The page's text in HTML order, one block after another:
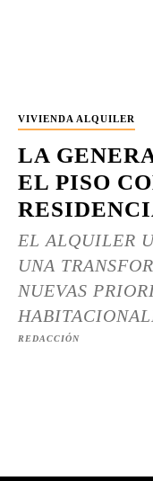
VIVIENDA ALQUILER
LA
EL PISO
EL ALQUILER
UNA
NUEVAS
REDACCIÓN